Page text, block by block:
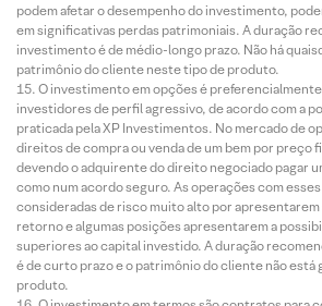
podem afetar o desempenho do investimento,
em significativas perdas patrimoniais. A duração
investimento é de médio-longo prazo. Não há
patrimônio do cliente neste tipo de produto.
O investimento em opções é
investidores de perfil agressivo, de acordo com a
praticada pela XP Investimentos. No mercado de
direitos de compra ou venda de um bem por preço
devendo o adquirente do direito negociado pagar
como num acordo seguro. As operações com
consideradas de risco muito alto por
retorno e algumas posições apresentarem a
superiores ao capital investido. A duração
é de curto prazo e o patrimônio do cliente não
produto.